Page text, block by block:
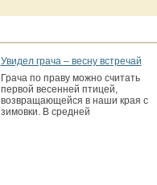
Увидел грача – весну встречай
Грача по праву можно считать
первой весенней птицей,
возвращающейся в наши края с
зимовки. В средней